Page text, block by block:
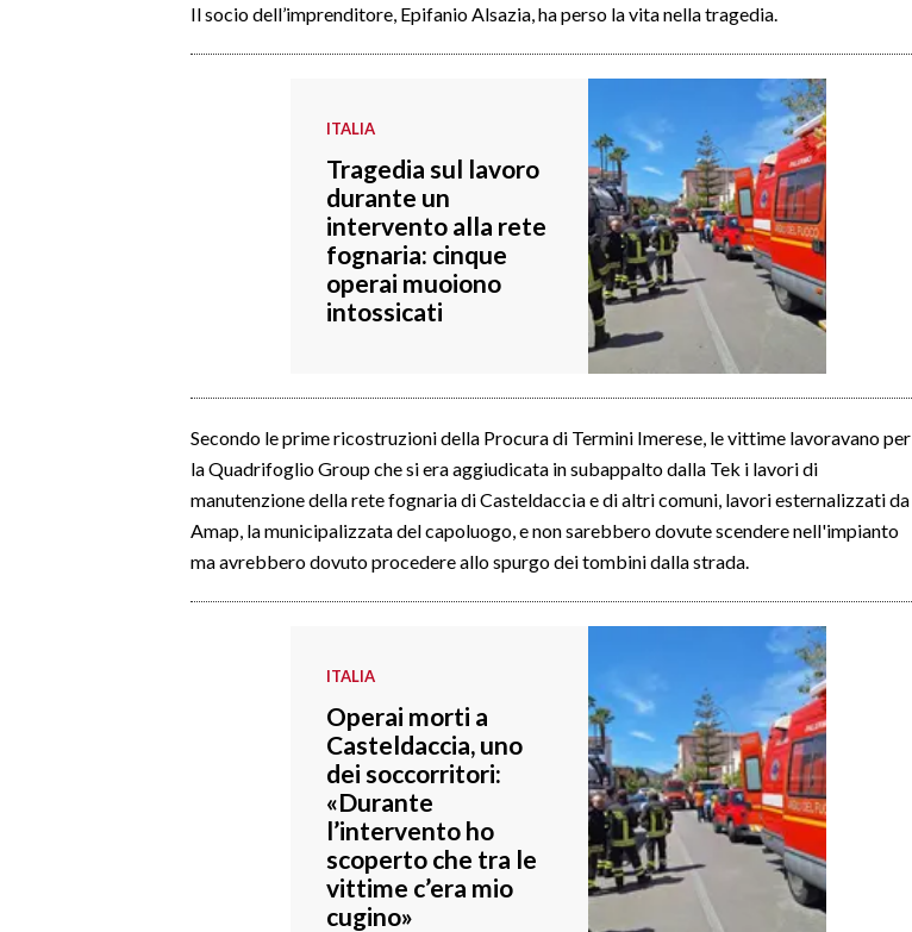
Il socio dell’imprenditore, Epifanio Alsazia, ha perso la vita nella tragedia.
ITALIA
Tragedia sul lavoro
durante un
intervento alla rete
fognaria: cinque
operai muoiono
intossicati
Secondo le prime ricostruzioni della Procura di Termini Imerese, le vittime lavoravano per
la Quadrifoglio Group che si era aggiudicata in subappalto dalla Tek i lavori di
manutenzione della rete fognaria di Casteldaccia e di altri comuni, lavori esternalizzati da
Amap, la municipalizzata del capoluogo, e non sarebbero dovute scendere nell'impianto
ma avrebbero dovuto procedere allo spurgo dei tombini dalla strada.
ITALIA
Operai morti a
Casteldaccia, uno
dei soccorritori:
«Durante
l’intervento ho
scoperto che tra le
vittime c’era mio
cugino»